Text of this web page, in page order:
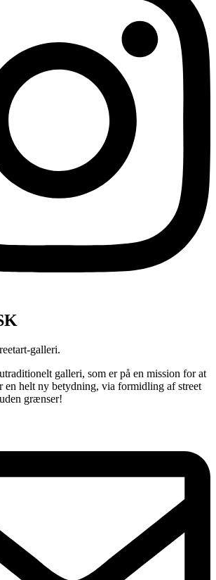
galleri.
galleri, som er på en mission for at
en helt ny betydning, via formidling af street
grænser!